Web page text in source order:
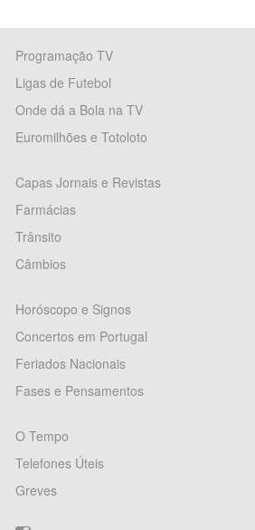
Programação TV
Ligas de Futebol
Onde dá a Bola na TV
Euromilhões e Totoloto
Capas Jornais e Revistas
Farmácias
Trânsito
Câmbios
Horóscopo e Signos
Concertos em Portugal
Feriados Nacionais
Fases e Pensamentos
O Tempo
Telefones Úteis
Greves